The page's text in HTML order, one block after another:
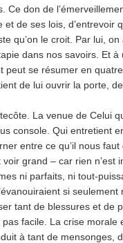
Ce don de
de ses lois, d’entrevoir
qu’on le croit. Par lui,
dans nos savoirs. Et
peut se résumer en
de lui ouvrir la porte,
La venue de Celui
console. Qui entretient
entre ce qu’il nous faut
grand – car rien n’est
ni parfaits, ni tout-
si
tant de blessures et de
pas facile. La crise
à tant de mensonges,